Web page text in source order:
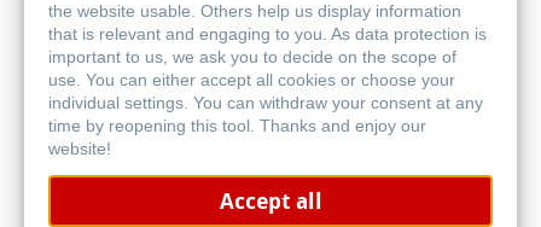
红公鸡是哈内姆勒的著名商标。哈内姆勒的"绿公鸡 "行动
在行业内独树一帜，它在地区、国家和国际层面上支持环保
项目和社会行动。哈内姆勒天然系列纸张的部分利润将用于
环境和气候保护。通过支持植树造林项目、海洋保护计划、
保护生物多样性活动和环境教育活动，哈内姆勒正在履行其
社会责任。 在这一承诺中，公司以联合国 17 项可持续发展
目标和环保项目黄金标准为指导。
the website usable. Others help us display information
that is relevant and engaging to you. As data protection is
important to us, we ask you to decide on the scope of
use. You can either accept all cookies or choose your
individual settings. You can withdraw your consent at any
time by reopening this tool. Thanks and enjoy our
website!
Accept all